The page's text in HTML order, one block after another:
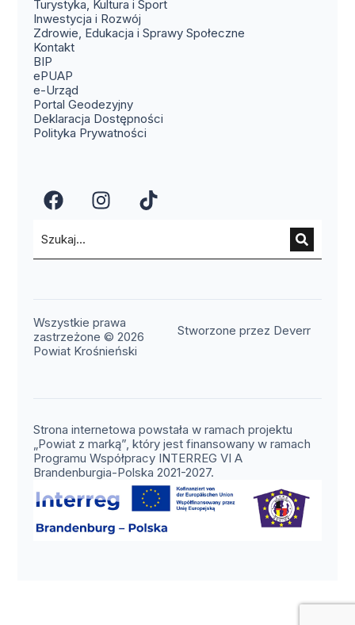
Turystyka, Kultura i Sport
Inwestycja i Rozwój
Zdrowie, Edukacja i Sprawy Społeczne
Kontakt(otwiera się w nowym oknie)
BIP
ePUAP
e-Urząd
Portal Geodezyjny(otwiera się w nowym oknie)
Deklaracja Dostępności
Polityka Prywatności
(otwiera się w nowym oknie)
(otwiera się w nowym
(otwiera się w
Wszystkie prawa
zastrzeżone © 2026
Powiat Krośnieński
Stworzone przez Deverr
Strona internetowa powstała w ramach projektu
„Powiat z marką”, który jest finansowany w ramach
Programu Współpracy INTERREG VI A
Brandenburgia-Polska 2021-2027.